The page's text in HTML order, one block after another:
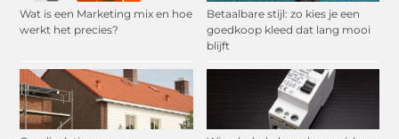
Wat is een Marketing mix en hoe
werkt het precies?
Betaalbare stijl: zo kies je een
goedkoop kleed dat lang mooi
blijft